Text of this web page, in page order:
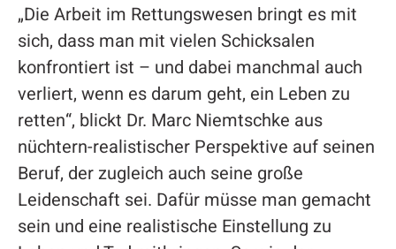
„Die Arbeit im Rettungswesen bringt es mit
sich, dass man mit vielen Schicksalen
konfrontiert ist – und dabei manchmal auch
verliert, wenn es darum geht, ein Leben zu
retten“, blickt Dr. Marc Niemtschke aus
nüchtern-realistischer Perspektive auf seinen
Beruf, der zugleich auch seine große
Leidenschaft sei. Dafür müsse man gemacht
sein und eine realistische Einstellung zu